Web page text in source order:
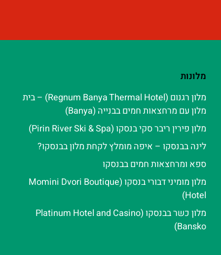
מלונות
מלון רגנום (Regnum Banya Thermal Hotel) – בית
מלון עם מרחצאות חמים בבנייה (Banya)
מלון פירין ריבר סקי בנסקו (Pirin River Ski & Spa‬)
לינה בבנסקו – איפה מומלץ לקחת מלון בבנסקו?
ספא ומרחצאות חמים בבנסקו
מלון מומיני דבורי בנסקו (Momini Dvori Boutique
Hotel)
מלון כשר בבנסקו (Platinum Hotel and Casino
Bansko)